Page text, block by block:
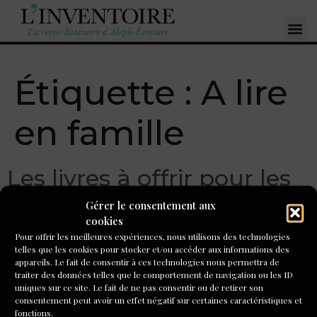
Gérer le consentement aux
cookies
Pour offrir les meilleures expériences, nous utilisons des technologies
telles que les cookies pour stocker et/ou accéder aux informations des
appareils. Le fait de consentir à ces technologies nous permettra de
traiter des données telles que le comportement de navigation ou les ID
uniques sur ce site. Le fait de ne pas consentir ou de retirer son
consentement peut avoir un effet négatif sur certaines caractéristiques et
fonctions.
Étiquette : A lire
en famille
Les livres à offrir pour les
fêtes : les choix d’Isabelle
Agert
Tout le mois de décembre, l’équipe des formateurs
animateurs d’Aleph-Écriture vous propose leur choix de
livres à offrir pour Noël. Aujourd’hui, la recommandation